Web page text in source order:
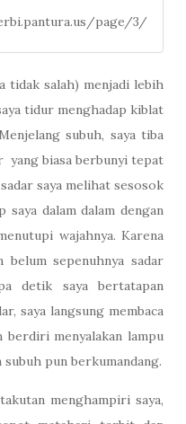
page/3/
tidak salah) menjadi lebih
tidur menghadap kiblat
subuh, saya tiba
yang biasa berbunyi tepat
saya melihat sesosok
dalam dalam dengan
wajahnya. Karena
sepenuhnya sadar
detik saya bertatapan
saya langsung membaca
berdiri menyalakan lampu
pun berkumandang.
menghampiri saya,